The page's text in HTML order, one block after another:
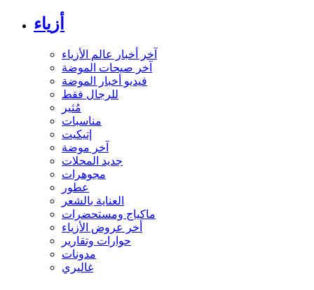
أزياء
آخر أخبار عالم الأزياء
آخر صيحات الموضة
فيديو أخبار الموضة
للرجال فقط
مُثير
مناسبات
إتيكيت
آخر موضة
جديد المحلات
مجوهرات
عطور
العناية بالشعر
ماكياج ومستحضرات
أخر عروض الأزياء
حوارات وتقارير
مدونات
غاليري